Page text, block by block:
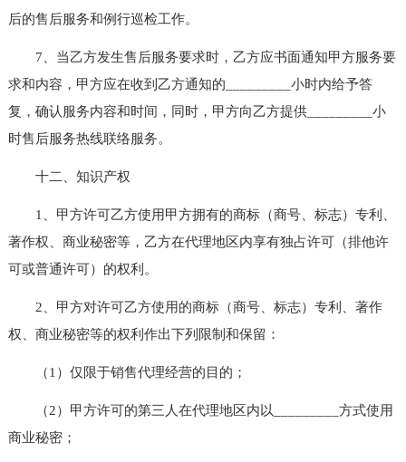
后的售后服务和例行巡检工作。
7、当乙方发生售后服务要求时，乙方应书面通知甲方服务要
求和内容，甲方应在收到乙方通知的_________小时内给予答
复，确认服务内容和时间，同时，甲方向乙方提供_________小
时售后服务热线联络服务。
十二、知识产权
1、甲方许可乙方使用甲方拥有的商标（商号、标志）专利、
著作权、商业秘密等，乙方在代理地区内享有独占许可（排他许
可或普通许可）的权利。
2、甲方对许可乙方使用的商标（商号、标志）专利、著作
权、商业秘密等的权利作出下列限制和保留：
（1）仅限于销售代理经营的目的；
（2）甲方许可的第三人在代理地区内以_________方式使用
商业秘密；